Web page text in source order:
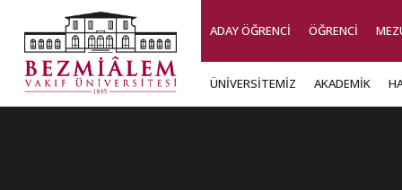
ADAY ÖĞRENCİ ÖĞRENCİ
ÜNİVERSİTEMİZ AKADEMİK